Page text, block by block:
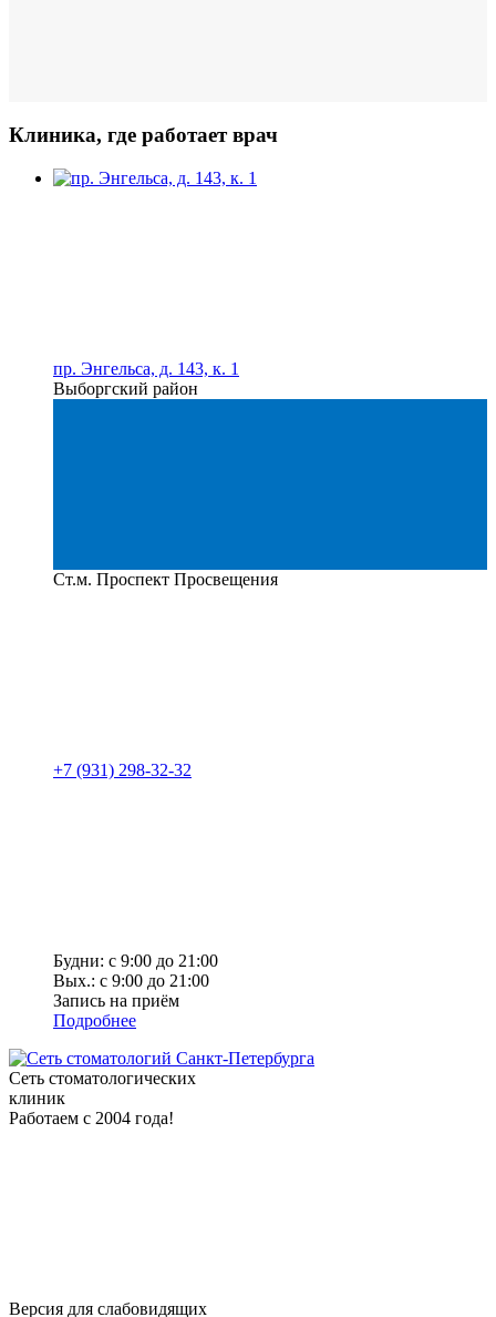
Клиника, где работает врач
пр. Энгельса, д. 143, к. 1
Выборгский район
Ст.м. Проспект Просвещения
+7 (931) 298-32-32
Будни: с 9:00 до 21:00
Вых.: с 9:00 до 21:00
Запись на приём
Подробнее
Сеть стоматологических
клиник
Работаем с 2004 года!
Версия для слабовидящих